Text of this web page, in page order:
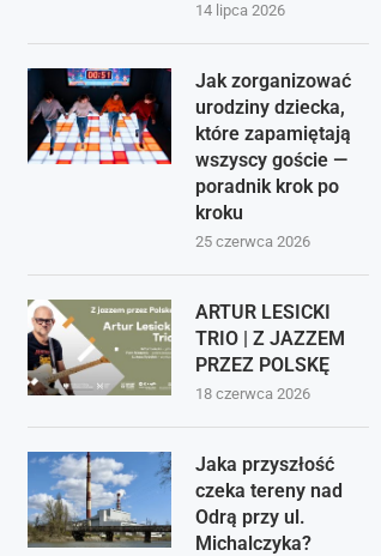
14 lipca 2026
Jak zorganizować
urodziny dziecka,
które zapamiętają
wszyscy goście —
poradnik krok po
kroku
25 czerwca 2026
ARTUR LESICKI
TRIO | Z JAZZEM
PRZEZ POLSKĘ
18 czerwca 2026
Jaka przyszłość
czeka tereny nad
Odrą przy ul.
Michalczyka?